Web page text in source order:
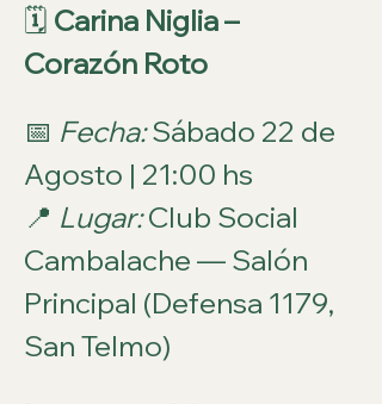
🗓 Carina Niglia –
Corazón Roto
📅 Fecha: Sábado 22 de
Agosto | 21:00 hs
📍 Lugar: Club Social
Cambalache — Salón
Principal (Defensa 1179,
San Telmo)